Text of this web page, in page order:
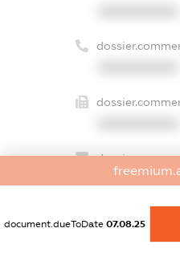
document.dueToDate 07.08.25